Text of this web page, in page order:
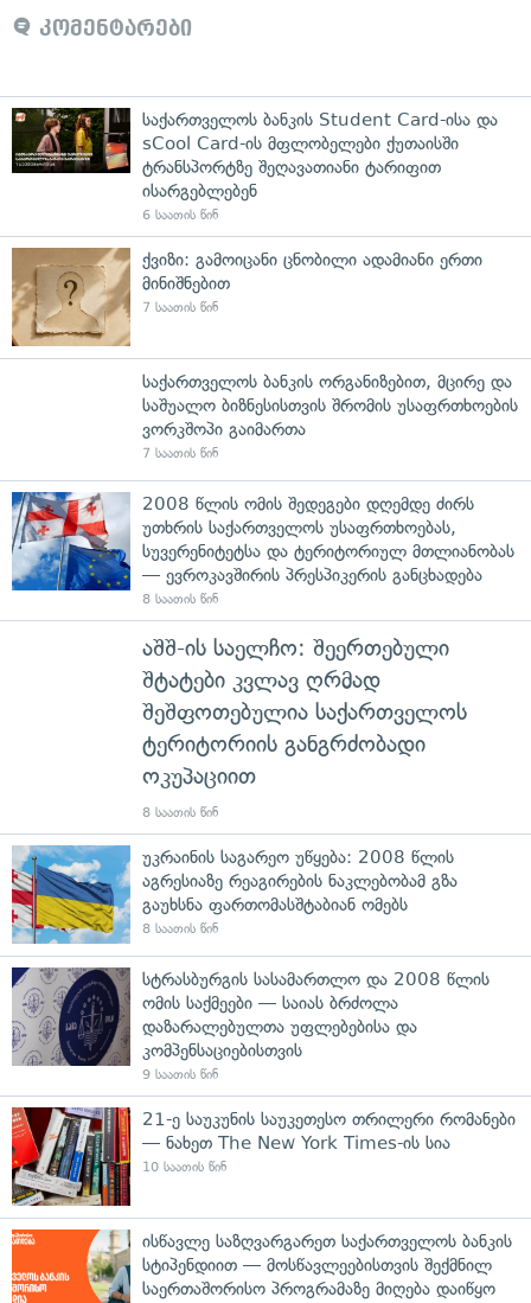
კომენტარები
საქართველოს ბანკის Student Card-ისა და
sCool Card-ის მფლობელები ქუთაისში
ტრანსპორტზე შეღავათიანი ტარიფით
ისარგებლებენ
6 საათის წინ
ქვიზი: გამოიცანი ცნობილი ადამიანი ერთი
მინიშნებით
7 საათის წინ
საქართველოს ბანკის ორგანიზებით, მცირე და
საშუალო ბიზნესისთვის შრომის უსაფრთხოების
ვორკშოპი გაიმართა
7 საათის წინ
2008 წლის ომის შედეგები დღემდე ძირს
უთხრის საქართველოს უსაფრთხოებას,
სუვერენიტეტსა და ტერიტორიულ მთლიანობას
— ევროკავშირის პრესპიკერის განცხადება
8 საათის წინ
აშშ-ის საელჩო: შეერთებული
შტატები კვლავ ღრმად
შეშფოთებულია საქართველოს
ტერიტორიის განგრძობადი
ოკუპაციით
8 საათის წინ
უკრაინის საგარეო უწყება: 2008 წლის
აგრესიაზე რეაგირების ნაკლებობამ გზა
გაუხსნა ფართომასშტაბიან ომებს
8 საათის წინ
სტრასბურგის სასამართლო და 2008 წლის
ომის საქმეები — საიას ბრძოლა
დაზარალებულთა უფლებებისა და
კომპენსაციებისთვის
9 საათის წინ
21-ე საუკუნის საუკეთესო თრილერი რომანები
— ნახეთ The New York Times-ის სია
10 საათის წინ
ისწავლე საზღვარგარეთ საქართველოს ბანკის
სტიპენდიით — მოსწავლეებისთვის შექმნილ
საერთაშორისო პროგრამაზე მიღება დაიწყო